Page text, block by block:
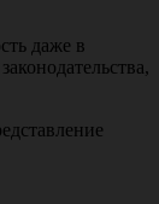
даже в